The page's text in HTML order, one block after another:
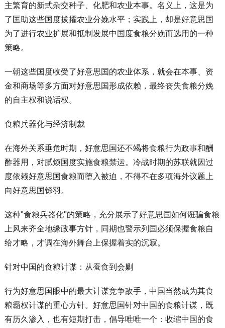
主繁育的新式杂交种子、化肥和农业本事。名义上，这是为
了匡助这些国度拔擢农业分娩水平；实践上，却是好意思国
为了进行农业扩展和抵制发展中国度食粮分娩而选用的一种
策略。
一朝这些国度收受了好意思国的农业体系，就会在本事、资
金和商场等多方面对好意思国形成依赖，最终丧失食粮分娩
的自主权和说话权。
食粮兵器化与经济制裁
在海外关系垂危时期，好意思国还不竭将食粮行为政事和酬
酢器用，对腻烦国度实施食粮禁运。冷战时期的苏联就因过
度依赖好意思国食粮而堕入被迫，不得不在多项海外议题上
向好意思国铩羽。
这种"食粮兵器化"的策略，充分展示了好意思国如何诳骗食粮
上风来齐全地缘政事方针，同期也警示列国必须保握食粮自
给才略，才调在海外舞台上保握着实的沉寂。
针对中国的食粮计谋：从蚕食到会剿
行为好意思国眼中的最大计谋竞争敌手，中国当然成为其食
粮霸权计谋的重心方针。好意思国针对中国的食粮计谋，既
有历久渗入，也有短期打击，倡导唯唯一个：收缩中国的食